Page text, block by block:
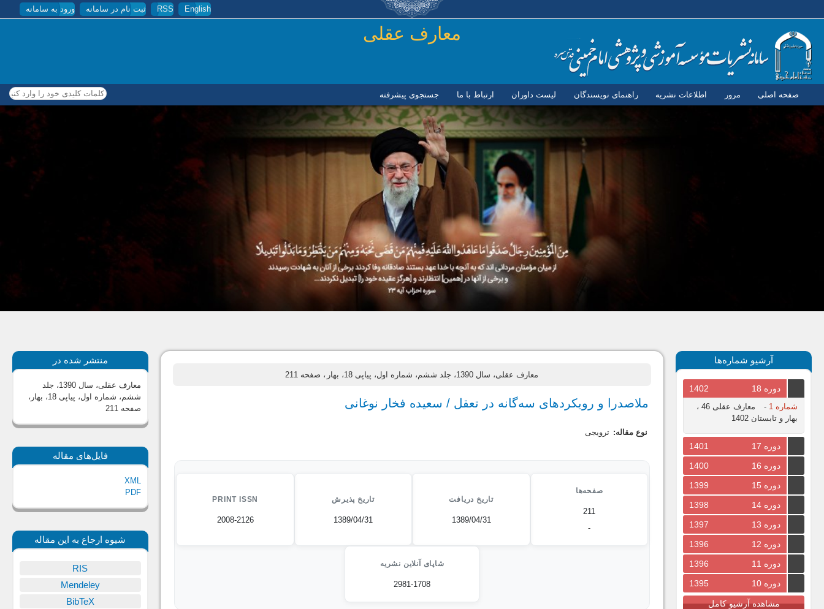
رفتن به محتوای اصلی English
RSS ثبت نام در سامانه ورود به سامانه
معارف عقلی
صفحه اصلی مرور اطلاعات نشریه راهنمای نویسندگان لیست داوران ارتباط با ما جستجوی پیشرفته کلمات کلیدی خود را وارد کنید
آرشیو شماره‌ها
دوره 18 1402
شماره 1 -
معارف عقلی 46 ،
بهار و تابستان 1402
دوره 17
1401
دوره 16
1400
دوره 15
1399
دوره 14
1398
دوره 13
1397
دوره 12
1396
دوره 11
1396
دوره 10
1395
مشاهده آرشیو کامل
معارف عقلی، سال 1390، جلد ششم، شماره اول، پیاپی 18، بهار ، صفحه 211
ملاصدرا و رویکردهای سه‌گانه در تعقل / سعیده فخار نوغانی
نوع مقاله: ترویجی
صفحه‌ها
211
-
تاریخ دریافت
1389/04/31
تاریخ پذیرش
1389/04/31
PRINT ISSN
2008-2126
شاپای آنلاین نشریه
2981-1708
منتشر شده در
معارف عقلی، سال 1390، جلد
ششم، شماره اول، پیاپی 18، بهار
،
صفحه 211
فایل‌های مقاله
XML
PDF
شیوه ارجاع به این مقاله
RIS
Mendeley
BibTeX